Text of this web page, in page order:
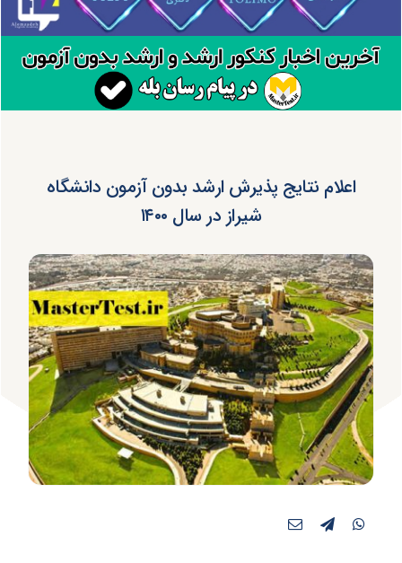
اعلام نتایج پذیرش ارشد بدون آزمون دانشگاه
شیراز در سال ۱۴۰۰